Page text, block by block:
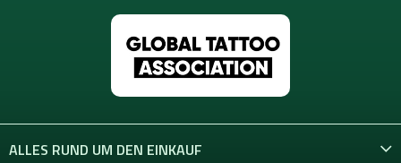
ALLES RUND UM DEN EINKAUF